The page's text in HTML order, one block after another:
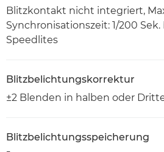
Blitzkontakt nicht integriert,
Synchronisationszeit: 1/200
Speedlites
Blitzbelichtungskorrektur
±2 Blenden in halben oder
Blitzbelichtungsspeicherung